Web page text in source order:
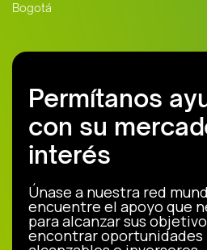
Bogotá
Permítanos
con su
interés
Únase a nuestra red
encuentre el apoyo que
para alcanzar sus
encontrar oportunidades